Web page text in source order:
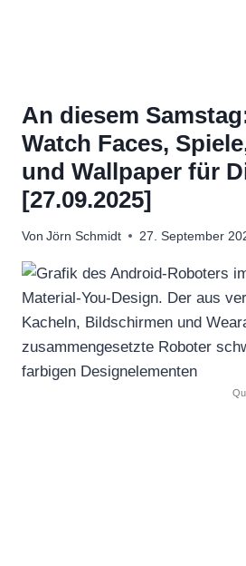
An diesem
Watch Faces,
und Wallpaper für
[27.09.2025]
Von Jörn Schmidt 27. September